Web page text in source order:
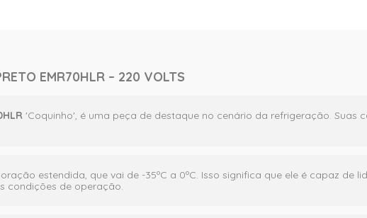
EMR70HLR – 220 VOLTS
'Coquinho', é uma peça de destaque no cenário da refrigeração. Suas
estendida, que vai de -35ºC a 0ºC. Isso significa que ele é capaz de
condições de operação.